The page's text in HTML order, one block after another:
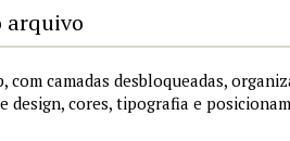
arquivo
camadas desbloqueadas,
design, cores, tipografia e